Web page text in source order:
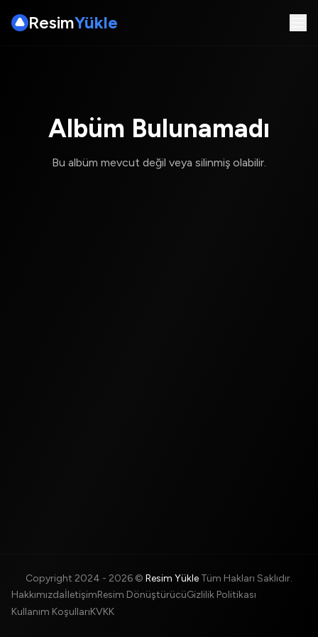
ResimYükle
Albüm Bulunamadı
Bu albüm mevcut değil veya silinmiş olabilir.
Copyright 2024 - 2026 © Resim Yükle Tüm Hakları Saklıdır.
HakkımızdaİletişimResim DönüştürücüGizlilik Politikası
Kullanım KoşullarıKVKK